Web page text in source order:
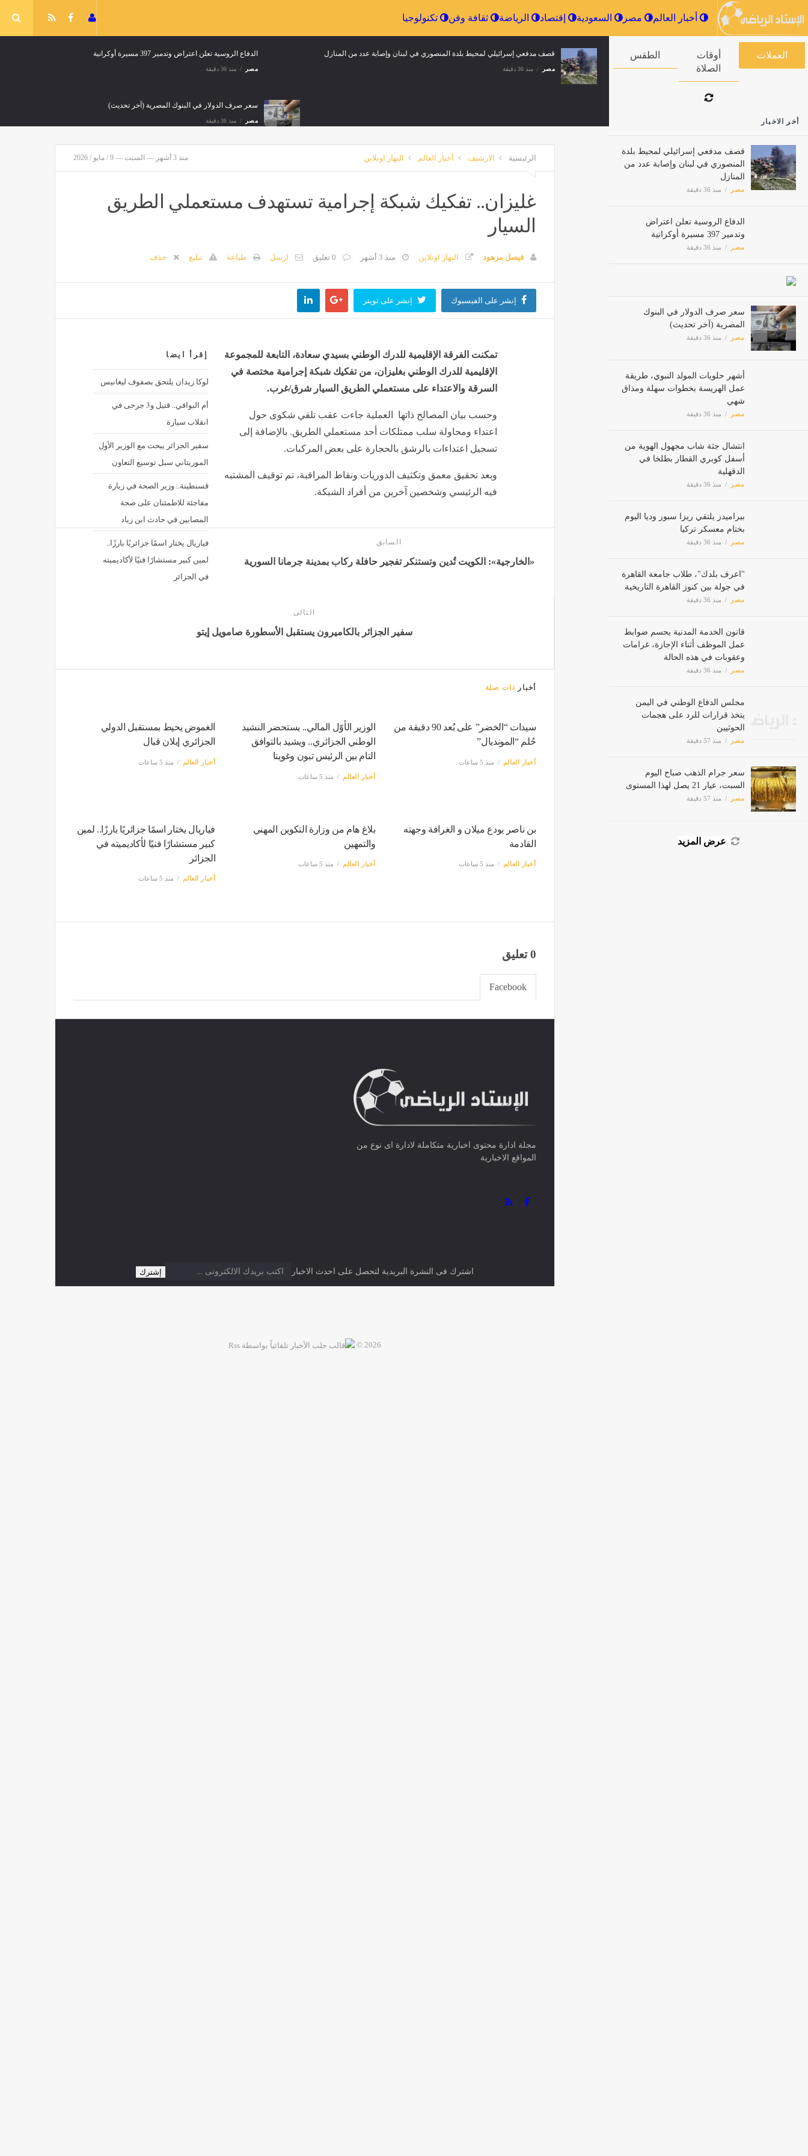
أخبار العالم مصر السعودية إقتصاد الرياضة ثقافة وفن
العملات أوقات الصلاة الطقس
أخر الاخبار
المنصوري في لبنان وإصابة عدد من
المنازل
منذ 36 دقيقة
وتدمير 397 مسيرة أوكرانية
مصر منذ 36 دقيقة
المصرية (آخر تحديث)
منذ 36 دقيقة
أشهر حلويات المولد النبوي، طريقة
عمل الهريسة بخطوات سهلة ومذاق
شهي
مصر
أسفل كوبري القطار بطلخا في
الدقهلية
مصر
بختام معسكر تركيا
مصر
في جولة بين كنوز القاهرة التاريخية
مصر منذ 36 دقيقة
قانون الخدمة المدنية يحسم ضوابط
عمل الموظف أثناء الإجازة، غرامات
وعقوبات في هذه الحالة
مصر منذ 36 دقيقة
مجلس الدفاع الوطني في اليمن
يتخذ قرارات للرد على هجمات
الحوثيين
مصر منذ 57 دقيقة
سعر جرام الذهب صباح اليوم
السبت، عيار 21 يصل لهذا المستوى
مصر منذ 57 دقيقة
عرض المزيد
قصف مدفعي إسرائيلي لمحيط بلدة المنصوري في لبنان وإصابة عدد من المنازل
مصر منذ 36 دقيقة
الدفاع الروسية تعلن اعتراض وتدمير 397 مسيرة أوكرانية
مصر منذ 36 دقيقة
سعر صرف الدولار في البنوك المصرية (آخر تحديث)
مصر منذ 36 دقيقة
أشهر حلويات المولد النبوي، طريقة عمل الهريسة بخطوات سهلة ومذاق شهي
بيراميدز يلتقي ريزا سبور وديا اليوم بختام معسكر تركيا
منذ 36 دقيقة
مصر منذ 57 دقيقة
الرئيسية الارشيف أخبار العالم النهار اونلاين منذ 3 أشهر — السبت — 9 / مايو / 2026
غليزان.. تفكيك شبكة إجرامية تستهدف مستعملي الطريق
السيار
فيصل مزهود النهار اونلاين منذ 3 أشهر 0 تعليق ارسل طباعة تبليغ حذف
إنشر على الفيسبوك إنشر على تويتر
إقرأ ايضا
لوكا زيدان يلتحق بصفوف ليغانيس
أم البواقي.. قتيل و3 جرحى في
انقلاب سيارة
سفير الجزائر يبحث مع الوزير الأول
الموريتاني سبل توسيع التعاون
قسنطينة.. وزير الصحة في زيارة
مفاجئة للاطمئنان على صحة
المصابين في حادث ابن زياد
فياريال يختار اسمًا جزائريًا بارزًا..
لمين كبير مستشارًا فنيًا لأكاديميته
في الجزائر
تمكنت الفرقة الإقليمية للدرك الوطني بسيدي سعادة، التابعة للمجموعة
الإقليمية للدرك الوطني بغليزان، من تفكيك شبكة إجرامية مختصة في
السرقة والاعتداء على مستعملي الطريق السيار شرق/غرب.
وحسب بيان المصالح ذاتها العملية جاءت عقب تلقي شكوى حول
اعتداء ومحاولة سلب ممتلكات أحد مستعملي الطريق. بالإضافة إلى
تسجيل اعتداءات بالرشق بالحجارة على بعض المركبات.
وبعد تحقيق معمق وتكثيف الدوريات ونقاط المراقبة، تم توقيف المشتبه
فيه الرئيسي وشخصين آخرين من أفراد الشبكة.
السابق
«الخارجية»: الكويت تُدين وتستنكر تفجير حافلة ركاب بمدينة جرمانا السورية
التالى
سفير الجزائر بالكاميرون يستقبل الأسطورة صامويل إيتو
أخبار ذات صلة
سيدات “الخضر” على بُعد 90 دقيقة من
حُلم “المونديال”
أخبار العالم منذ 5 ساعات
الوزير الأوّل المالي.. يستحضر النشيد
الوطني الجزائري.. ويشيد بالتوافق
التام بين الرئيس تبون وغويتا
أخبار العالم منذ 5 ساعات
الغموض يحيط بمستقبل الدولي
الجزائري إيلان قبال
أخبار العالم منذ 5 ساعات
بن ناصر يودع ميلان و الغرافة وجهته
القادمة
أخبار العالم منذ 5 ساعات
بلاغ هام من وزارة التكوين المهني
والتمهين
أخبار العالم منذ 5 ساعات
فياريال يختار اسمًا جزائريًا بارزًا.. لمين
كبير مستشارًا فنيًا لأكاديميته في
الجزائر
أخبار العالم منذ 5 ساعات
0 تعليق
Facebook
مجلة ادارة محتوى اخبارية متكاملة لادارة اى نوع من
المواقع الاخبارية
اشترك فى النشرة البريدية لتحصل على احدث الاخبار
2026 ©